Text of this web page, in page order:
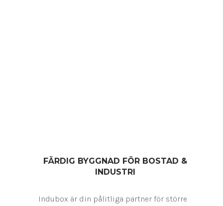
FÄRDIG BYGGNAD FÖR BOSTAD &
INDUSTRI
Indubox är din pålitliga partner för större